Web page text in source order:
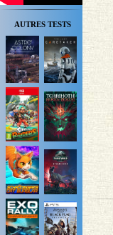
AUTRES TESTS